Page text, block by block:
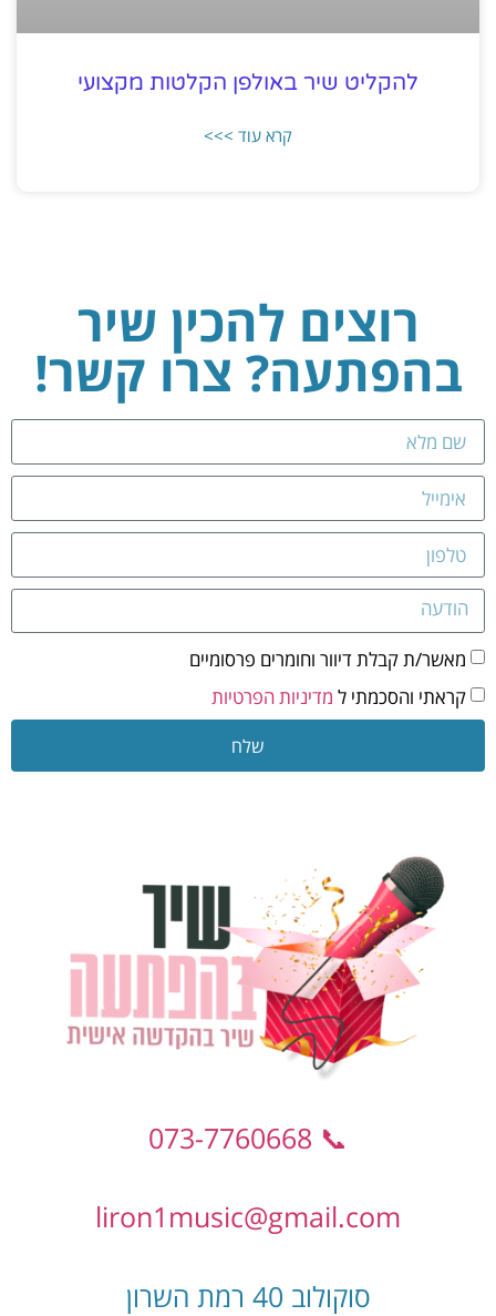
להקליט שיר באולפן הקלטות מקצועי
קרא עוד >>>
רוצים להכין שיר
בהפתעה? צרו קשר!
מאשר/ת קבלת דיוור וחומרים פרסומיים
קראתי והסכמתי ל מדיניות הפרטיות
שלח
📞 073-7760668
liron1music@gmail.com
סוקולוב 40 רמת השרון